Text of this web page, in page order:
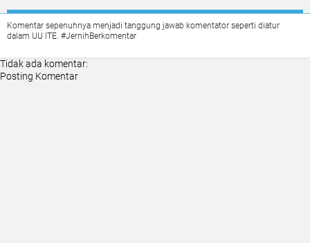
Komentar sepenuhnya menjadi tanggung jawab komentator seperti diatur
dalam UU ITE. #JernihBerkomentar
Tidak ada komentar:
Posting Komentar